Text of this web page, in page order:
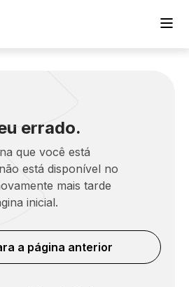
errado.
que você está
está disponível no
mais tarde
inicial.
a página anterior